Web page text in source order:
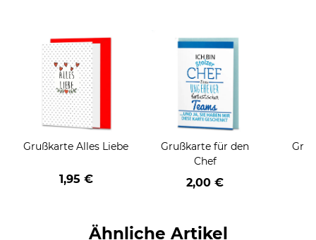
Grußkarte Alles Liebe
1,95 €
Grußkarte für den
Chef
2,00 €
Ähnliche Artikel